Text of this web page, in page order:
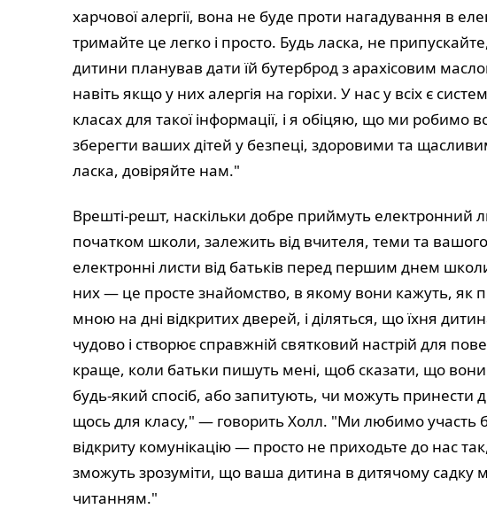
харчової алергії, вона не буде проти нагадування в
тримайте це легко і просто. Будь ласка, не
дитини планував дати їй бутерброд з арахісовим
навіть якщо у них алергія на горіхи. У нас у всіх є
класах для такої інформації, і я обіцяю, що ми робимо
зберегти ваших дітей у безпеці, здоровими та
ласка, довіряйте нам."
Врешті-решт, наскільки добре приймуть електронний
початком школи, залежить від вчителя, теми та
електронні листи від батьків перед першим днем школи
них — це просте знайомство, в якому вони кажуть, як
мною на дні відкритих дверей, і діляться, що їхня
чудово і створює справжній святковий настрій для
краще, коли батьки пишуть мені, щоб сказати, що вони
будь-який спосіб, або запитують, чи можуть принести
щось для класу," — говорить Холл. "Ми любимо участь
відкриту комунікацію — просто не приходьте до нас
зможуть зрозуміти, що ваша дитина в дитячому садку
читанням."